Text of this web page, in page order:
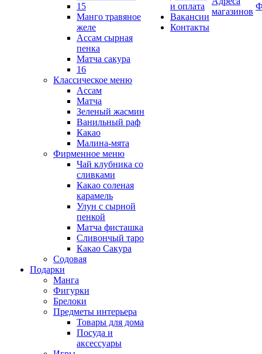
15
Манго травяное
желе
Ассам сырная
пенка
Матча сакура
16
Классическое меню
Ассам
Матча
Зеленый жасмин
Ванильный раф
Какао
Малина-мята
Фирменное меню
Чай клубника со
сливками
Какао соленая
карамель
Улун с сырной
пенкой
Матча фисташка
Сливончый таро
Какао Сакура
Содовая
Подарки
Манга
Фигурки
Брелоки
Предметы интерьера
Товары для дома
Посуда и
аксессуары
и оплата
Вакансии
Контакты
магазинов